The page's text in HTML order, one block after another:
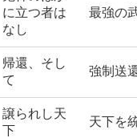
に立つ者は
なし
最強の
帰還、そし
て
強制送
譲られし天
下
天下を